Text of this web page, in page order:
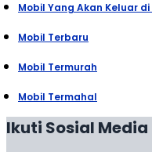
Mobil Yang Akan Keluar
Mobil Terbaru
Mobil Termurah
Mobil Termahal
Ikuti Sosial